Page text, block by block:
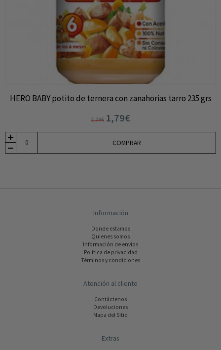
HERO BABY potito de ternera con zanahorias tarro 235 grs
2,29€ 1,79€
COMPRAR
Información
Donde estamos
Quienes somos
Información de envios
Polí­tica de privacidad
Términos y condiciones
Atención al cliente
Contáctenos
Devoluciones
Mapa del Sitio
Extras